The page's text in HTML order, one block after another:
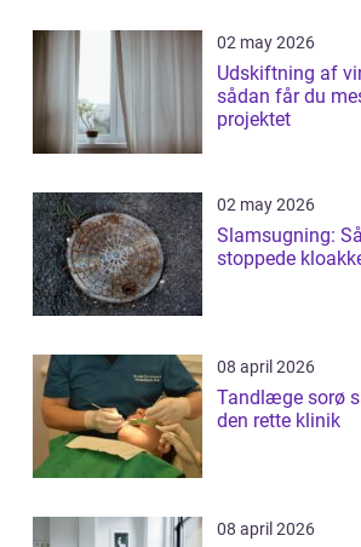
02 may 2026
Udskiftning af
sådan får du
projektet
02 may 2026
Slamsugning:
stoppede
08 april 2026
Tandlæge sorø sådan vælger du
den rette klinik
08 april 2026